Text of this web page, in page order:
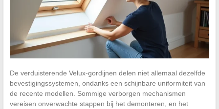
De verduisterende Velux-gordijnen delen niet allemaal dezelfde
bevestigingssystemen, ondanks een schijnbare uniformiteit van
de recente modellen. Sommige verborgen mechanismen
vereisen onverwachte stappen bij het demonteren, en het